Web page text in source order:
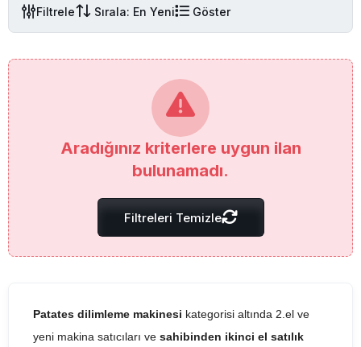
Filtrele Sırala: En Yeni Göster
Aradığınız kriterlere uygun ilan
bulunamadı.
Filtreleri Temizle
Patates dilimleme makinesi kategorisi altında 2.el ve
yeni makina satıcıları ve sahibinden ikinci el satılık